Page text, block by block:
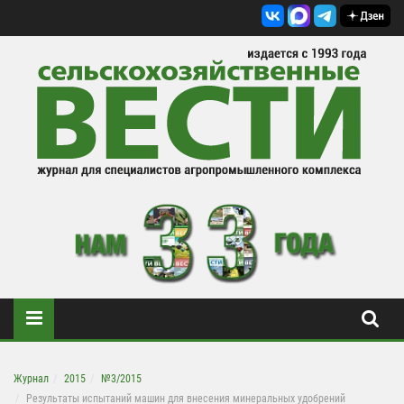
Журнал 2015
№3/2015
Результаты испытаний машин для внесения минеральных удобрений